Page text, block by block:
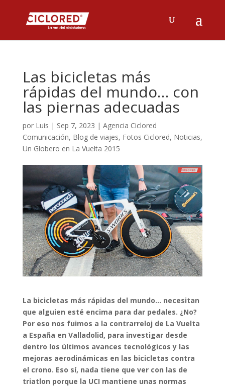
Las bicicletas más
rápidas del mundo… con
las piernas adecuadas
por Luis | Sep 7, 2023 | Agencia Ciclored
Comunicación, Blog de viajes, Fotos Ciclored, Noticias,
Un Globero en La Vuelta 2015
La bicicletas más rápidas del mundo… necesitan
que alguien esté encima para dar pedales. ¿No?
Por eso nos fuimos a la contrarreloj de La Vuelta
a España en Valladolid, para investigar desde
dentro los últimos avances tecnológicos y las
mejoras aerodinámicas en las bicicletas contra
el crono. Eso sí, nada tiene que ver con las de
triatlon porque la UCI mantiene unas normas